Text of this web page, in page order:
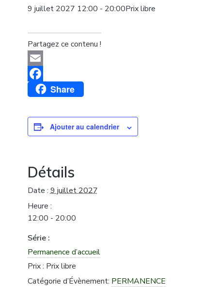
9 juillet 2027 12:00 - 20:00Prix libre
Partagez ce contenu !
Email
FacebookShare
Ajouter au calendrier
Détails
Date : 9 juillet 2027
Heure :
12:00 - 20:00
Série :
Permanence d’accueil
Prix : Prix libre
Catégorie d’Évènement: PERMANENCE